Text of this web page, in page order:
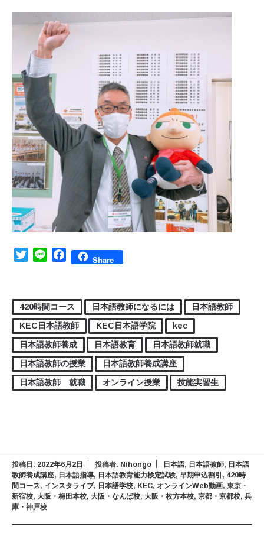
TwitterLine FacebookShare
420時間コース 日本語教師になるには
日本語教師
KEC日本語教師
KEC日本語学院
kec
日本語教師養成
日本語教育
日本語教師就職
日本語教師の授業
日本語教師養成講座
日本語教師 就職
オンライン授業 技能実習生
投稿日: 2022年6月2日 投稿者: Nihongo 日本語, 日本語教師, 日本語
教師養成講座, 日本語指導, 日本語教育能力検定試験, 早期申込割引 , 420時
間コース, インスタライブ, 日本語学校, KEC, オンラインWeb動画, 東京・
新宿校, 大阪・梅田本校, 大阪・なんば校, 大阪・枚方本校, 京都・京都校, 兵
庫・神戸校